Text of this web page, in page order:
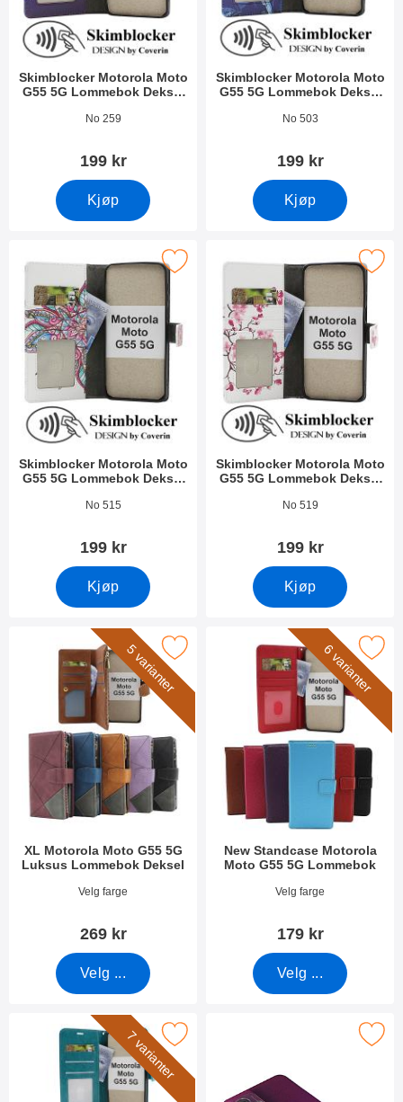
Skimblocker Motorola Moto
G55 5G Lommebok Deksel
Varenummer 51842
No 259
199 kr
Kjøp
Skimblocker Motorola Moto
G55 5G Lommebok Deksel
Varenummer 51841
No 503
199 kr
Kjøp
Skimblocker Motorola Moto
G55 5G Lommebok Deksel
Varenummer 51845
No 515
199 kr
Kjøp
Motorola Moto G55 5G Lommebok Deksel Design som
Skimblocker Motorola Moto
G55 5G Lommebok Deksel
Varenummer 51844
No 519
199 kr
Kjøp
Merk skimblocker Motorola Moto G55 5G
5 varianter
XL Motorola Moto G55 5G
Luksus Lommebok Deksel
Varenummer 51810
Velg farge
269 kr
Velg ...
Moto G55 5G Luksus Lommebok Deksel som favoritt
6 varianter
New Standcase Motorola
Moto G55 5G Lommebok
Varenummer 51815
Velg farge
179 kr
Velg ...
Merk new Standcase Motorola Moto
7 varianter
Horse Motorola Moto G55 5G Lommebok Deksel som favoritt
Merk kameraglass Motorola